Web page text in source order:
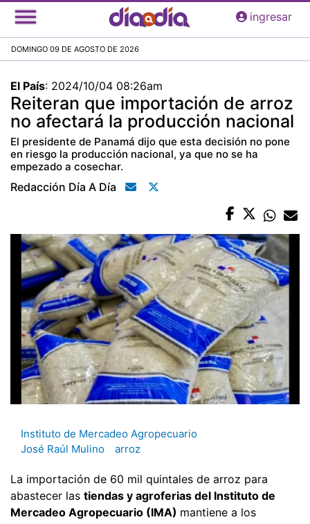
Pasar
al
principal
ingresar
DOMINGO 09 DE AGOSTO DE 2026
El País: 2024/10/04 08:26am
Reiteran que importación de arroz
no afectará la producción nacional
El presidente de Panamá dijo que esta decisión no pone
en riesgo la producción nacional, ya que no se ha
empezado a cosechar.
Redacción Día A Día
Instituto de Mercadeo Agropecuario
José Raúl Mulino
arroz
La importación de 60 mil quintales de arroz para
abastecer las tiendas y agroferias del Instituto de
Mercadeo Agropecuario (IMA) mantiene a los